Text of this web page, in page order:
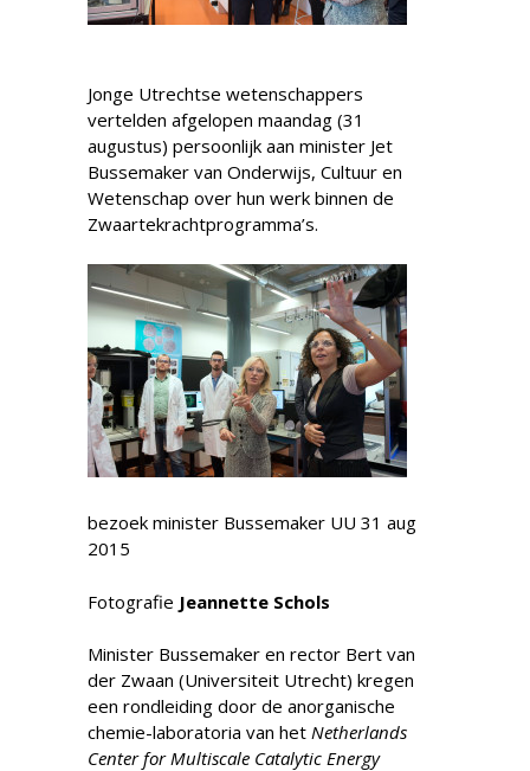
Jonge Utrechtse wetenschappers
vertelden afgelopen maandag (31
augustus) persoonlijk aan minister Jet
Bussemaker van Onderwijs, Cultuur en
Wetenschap over hun werk binnen de
Zwaartekrachtprogramma’s.
bezoek minister Bussemaker UU 31 aug
2015
Fotografie Jeannette Schols
Minister Bussemaker en rector Bert van
der Zwaan (Universiteit Utrecht) kregen
een rondleiding door de anorganische
chemie-laboratoria van het Netherlands
Center for Multiscale Catalytic Energy